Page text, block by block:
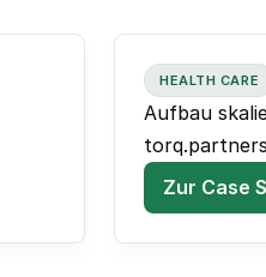
HEALTH CARE
Aufbau
Zur Case